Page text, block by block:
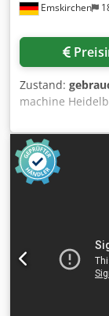
Emskirchen
Zustand:
machine
Feeder Folding
Online-Video-
pleased with
Anjuhiqqemek
Stock